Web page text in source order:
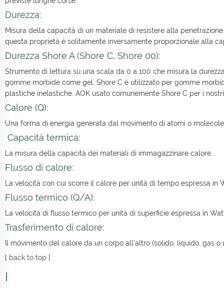
Durezza:
Misura della capacità di un materiale di resistere alla
questa proprietà è solitamente inversamente proporzionale alla
Durezza Shore A (Shore C, Shore 00):
Strumento di lettura su una scala da 0 a 100 che misura la
gomme morbide come gel, Shore C è utilizzato per gomme
plastiche inelastiche. AOK usato comunemente Shore C per i
Calore (Q):
Una forma di energia generata dal movimento di atomi o
Capacità termica:
La misura della capacità dei materiali di immagazzinare calore.
Flusso di calore:
La velocità con cui scorre il calore per unità di tempo espressa in
Flusso termico (Q/A):
La velocità di flusso termico per unità di superficie espressa in
Trasferimento di calore:
Il movimento del calore da un corpo all'altro (solido, liquido, gas
[ back to top ]
I